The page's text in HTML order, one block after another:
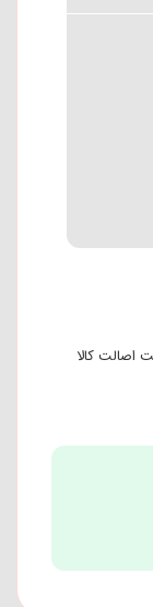
اصالت کالا